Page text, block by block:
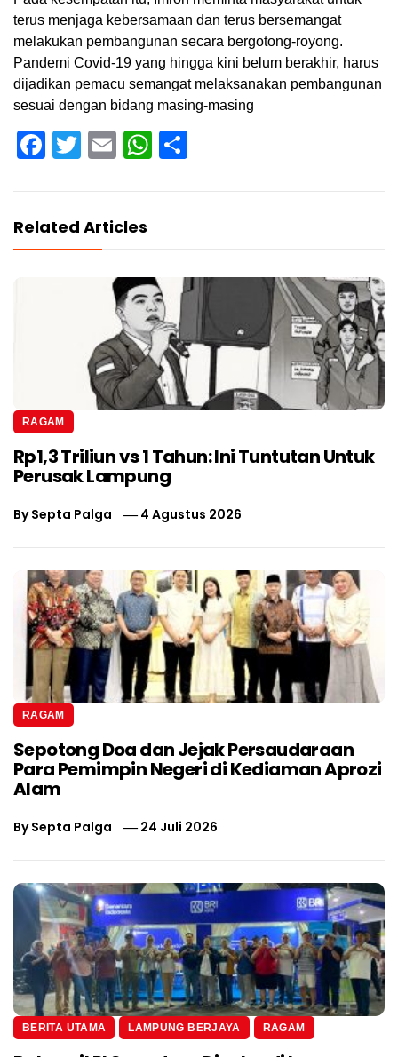
terus menjaga kebersamaan dan terus bersemangat
melakukan pembangunan secara bergotong-royong.
Pandemi Covid-19 yang hingga kini belum berakhir, harus
dijadikan pemacu semangat melaksanakan pembangunan
sesuai dengan bidang masing-masing
Facebook
Twitter
EmailWhatsApp
Related Articles
RAGAM
Rp1,3 Triliun vs 1 Tahun: Ini Tuntutan Untuk
Perusak Lampung
BySepta Palga 4 Agustus 2026
RAGAM
Sepotong Doa dan Jejak Persaudaraan
Para Pemimpin Negeri di Kediaman Aprozi
Alam
BySepta Palga 24 Juli 2026
BERITA UTAMA LAMPUNG BERJAYA RAGAM